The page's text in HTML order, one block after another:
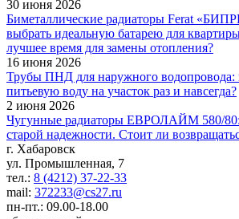
30 июня 2026
Биметаллические радиаторы Ferat
выбрать идеальную батарею для
лучшее время для замены отопления?
16 июня 2026
Трубы ПНД для наружного водопровода:
питьевую воду на участок раз и навсегда?
2 июня 2026
Чугунные радиаторы ЕВРОЛАЙМ 580/
старой надежности. Стоит ли
г. Хабаровск
ул. Промышленная, 7
тел.: 8 (4212) 37-22-33
mail: 372233@cs27.ru
пн-пт.: 09.00-18.00